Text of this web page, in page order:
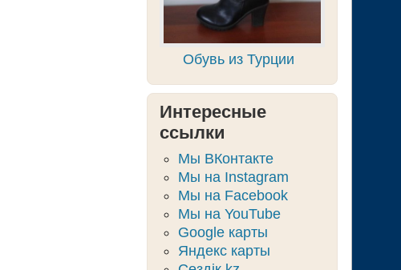
Обувь из Турции
Интересные
ссылки
Мы ВКонтакте
Мы на Instagram
Мы на Facebook
Мы на YouTube
Google карты
Яндекс карты